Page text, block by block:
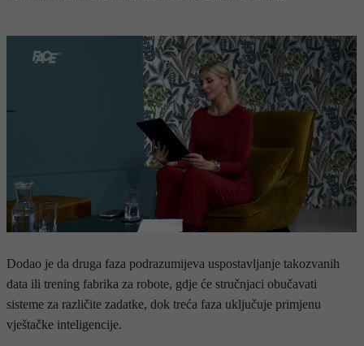
Dodao je da druga faza podrazumijeva uspostavljanje takozvanih
data ili trening fabrika za robote, gdje će stručnjaci obučavati
sisteme za različite zadatke, dok treća faza uključuje primjenu
vještačke inteligencije.